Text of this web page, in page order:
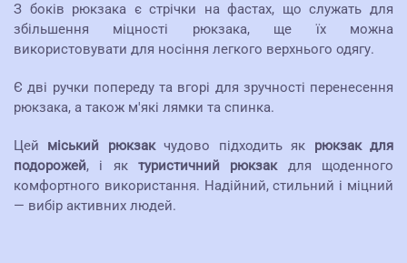
З боків рюкзака є стрічки на фастах, що служать для
збільшення міцності рюкзака, ще їх можна
використовувати для носіння легкого верхнього одягу.
Є дві ручки попереду та вгорі для зручності перенесення
рюкзака, а також м'які лямки та спинка.
Цей міський рюкзакчудово підходить як рюкзак для
подорожей, і як туристичний рюкзакдля щоденного
комфортного використання. Надійний, стильний і міцний
— вибір активних людей.